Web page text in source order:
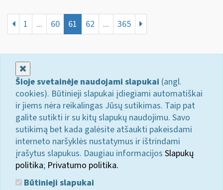
1 ... 60 61 62 ... 365
Šioje svetainėje naudojami slapukai (angl.
cookies). Būtinieji slapukai įdiegiami automatiškai
ir jiems nėra reikalingas Jūsų sutikimas. Taip pat
galite sutikti ir su kitų slapukų naudojimu. Savo
sutikimą bet kada galėsite atšaukti pakeisdami
interneto naršyklės nustatymus ir ištrindami
įrašytus slapukus. Daugiau informacijos Slapukų
politika; Privatumo politika.
Būtinieji slapukai